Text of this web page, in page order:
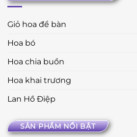
Giỏ hoa để bàn
Hoa bó
Hoa chia buồn
Hoa khai trương
Lan Hồ Điệp
SẢN PHẨM NỔI BẬT